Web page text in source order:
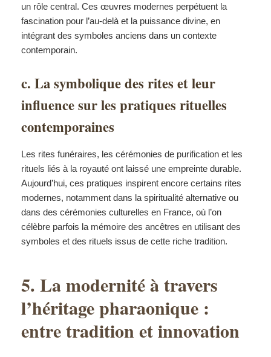
un rôle central. Ces œuvres modernes perpétuent la
fascination pour l’au-delà et la puissance divine, en
intégrant des symboles anciens dans un contexte
contemporain.
c. La symbolique des rites et leur
influence sur les pratiques rituelles
contemporaines
Les rites funéraires, les cérémonies de purification et les
rituels liés à la royauté ont laissé une empreinte durable.
Aujourd’hui, ces pratiques inspirent encore certains rites
modernes, notamment dans la spiritualité alternative ou
dans des cérémonies culturelles en France, où l’on
célèbre parfois la mémoire des ancêtres en utilisant des
symboles et des rituels issus de cette riche tradition.
5. La modernité à travers
l’héritage pharaonique :
entre tradition et innovation